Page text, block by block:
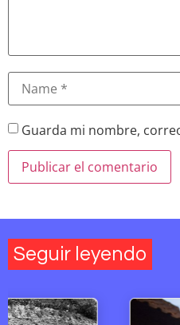
Guarda mi nombre,
Seguir leyendo